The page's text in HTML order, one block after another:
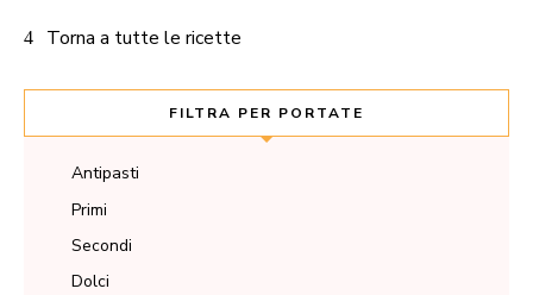
Torna a tutte le ricette
FILTRA PER PORTATE
Antipasti
Primi
Secondi
Dolci